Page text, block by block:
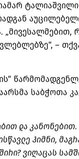
„მივესალმებით,
–
საბჭოთა
და
ჰიმნი,
ვიღაცას